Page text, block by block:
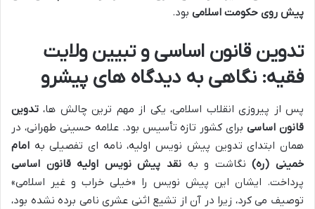
پیش روی حکومت اسلامی بود.
تدوین قانون اساسی و تبیین ولایت
فقیه: نگاهی به دیدگاه های پیشرو
پس از پیروزی انقلاب اسلامی، یکی از مهم ترین چالش ها، تدوین
قانون اساسیبرای کشور تازه تأسیس بود. علامه حسینی طهرانی، در
همان ابتدای تدوین پیش نویس اولیه، نامه ای تفصیلی به امام
خمینی (ره)نگاشت و به نقد پیش نویس اولیه قانون اساسی
پرداخت. ایشان این پیش نویس را «خیلی خراب و غیر اسلامی»
توصیف می کرد، زیرا در آن از تشیع اثنی عشری نامی برده نشده بود،